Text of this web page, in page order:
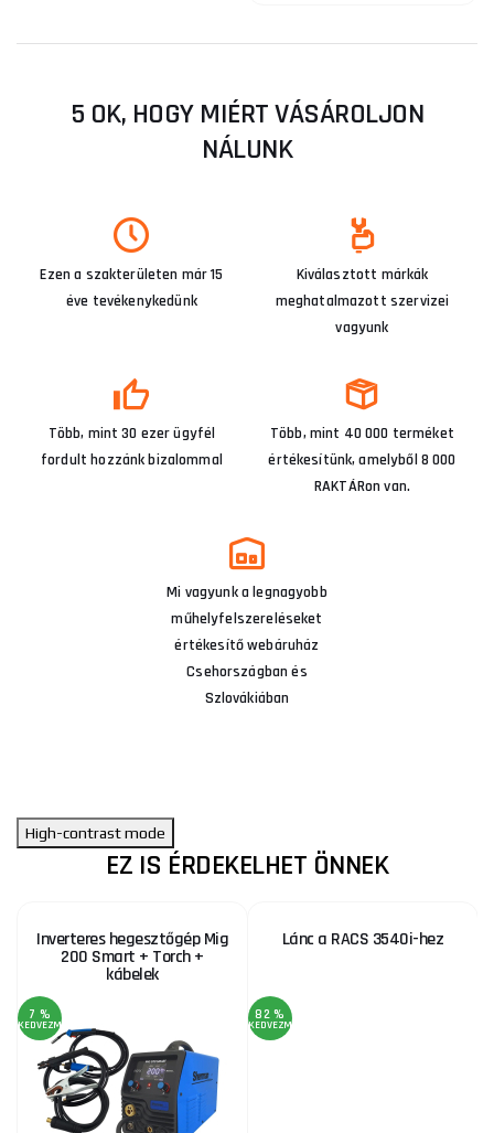
5 OK, HOGY MIÉRT VÁSÁROLJON
NÁLUNK
Ezen a szakterületen már 15
éve tevékenykedünk
Kiválasztott márkák
meghatalmazott szervizei
vagyunk
Több, mint 30 ezer ügyfél
fordult hozzánk bizalommal
Több, mint 40 000 terméket
értékesítünk, amelyből 8 000
RAKTÁRon van.
Mi vagyunk a legnagyobb
műhelyfelszereléseket
értékesítő webáruház
Csehországban és
Szlovákiában
High-contrast mode
EZ IS ÉRDEKELHET ÖNNEK
Inverteres hegesztőgép Mig
200 Smart + Torch +
kábelek
7 %
KEDVEZMÉNY
Lánc a RACS 3540i-hez
82 %
KEDVEZMÉNY